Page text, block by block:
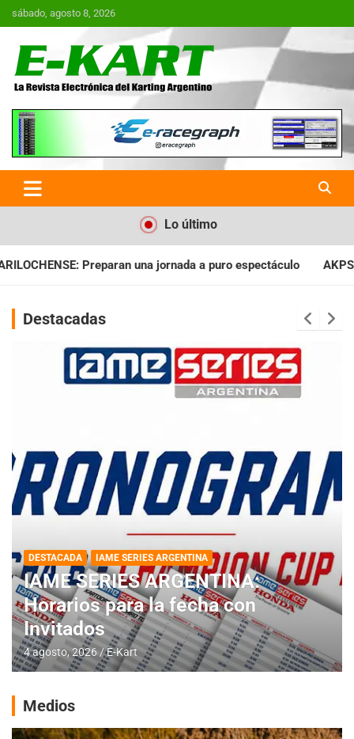
Saltar
al
sábado, agosto 8, 2026
E-Kart.com.ar | La Revista
Electrónica del Karting en
Argentina
Lo último
a puro espectáculo AKPS: Intervino la IGJ y oficializó el
Destacadas
DESTACADA IAME SERIES ARGENTINA
IAME SERIES ARGENTINA:
Horarios para la fecha con
Invitados
4 agosto, 2026 E-Kart
Medios